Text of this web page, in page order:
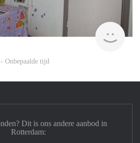
Onbepaalde tijd
Dit is ons andere aanbod in
Rotterdam: